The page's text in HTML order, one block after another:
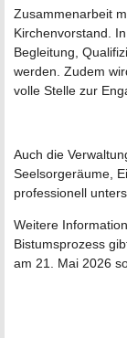
Zusammenarbeit
Kirchenvorstand.
Begleitung,
werden. Zudem
volle Stelle zur
Auch die
Seelsorgeräume,
professionell
Weitere
Bistumsprozess
am 21. Mai